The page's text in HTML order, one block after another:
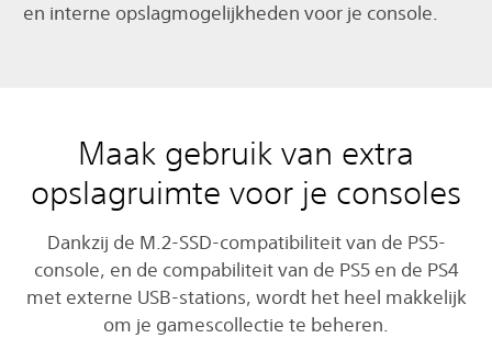
en interne opslagmogelijkheden voor je console.
Maak gebruik van extra
opslagruimte voor je consoles
Dankzij de M.2-SSD-compatibiliteit van de PS5-
console, en de compabiliteit van de PS5 en de PS4
met externe USB-stations, wordt het heel makkelijk
om je gamescollectie te beheren.